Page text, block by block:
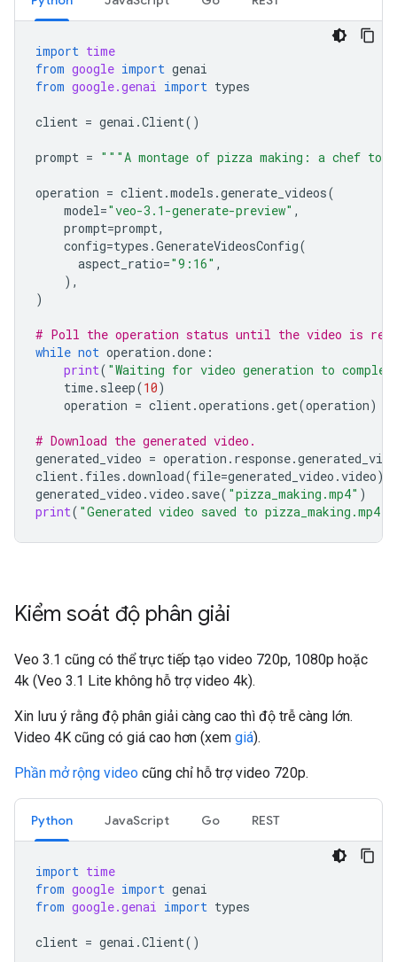
import time
from google import genai
from google.genai import types
client = genai .Client()
prompt = """A montage of pizza making: a chef
operation = client.models .generate_videos(
model="veo-3.1-generate-preview" ,
prompt=prompt,
config=types .GenerateVideosConfig(
aspect_ratio="9:16" ,
),
)
# Poll the operation status until the video is
while not operation .done :
print( "Waiting for video generation to
time. sleep(10)
operation = client.operations .get(operation)
# Download the generated video.
generated_video = operation . response.
client. files .download(file=generated_video .video)
generated_video .video . save( "pizza_making.mp4" )
print( "Generated video saved to pizza_making.mp4"
Kiểm soát độ phân giải
Veo 3.1 cũng có thể trực tiếp tạo video 720p, 1080p hoặc
4k (Veo 3.1 Lite không hỗ trợ video 4k).
Xin lưu ý rằng độ phân giải càng cao thì độ trễ càng lớn.
Video 4K cũng có giá cao hơn (xem giá).
Phần mở rộng video cũng chỉ hỗ trợ video 720p.
Python JavaScript Go REST
import time
from google import genai
from google.genai import types
client = genai .Client()